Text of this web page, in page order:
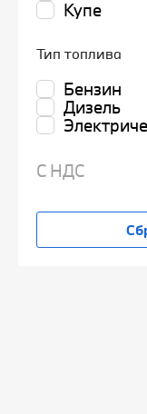
Купе
Тип топлива
Бензин
Дизель
С НДС